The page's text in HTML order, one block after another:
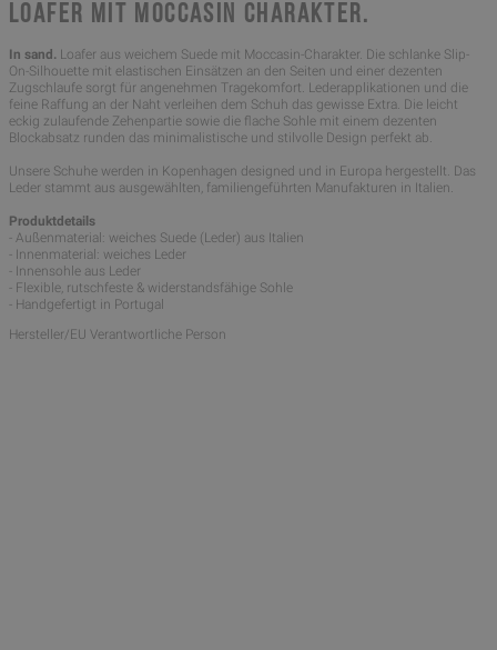
LOAFER MIT MOCCASIN CHARAKTER.
In sand. Loafer aus weichem Suede mit Moccasin-Charakter. Die schlanke Slip-
On-Silhouette mit elastischen Einsätzen an den Seiten und einer dezenten
Zugschlaufe sorgt für angenehmen Tragekomfort. Lederapplikationen und die
feine Raffung an der Naht verleihen dem Schuh das gewisse Extra. Die leicht
eckig zulaufende Zehenpartie sowie die flache Sohle mit einem dezenten
Blockabsatz runden das minimalistische und stilvolle Design perfekt ab.
Unsere Schuhe werden in Kopenhagen designed und in Europa hergestellt. Das
Leder stammt aus ausgewählten, familiengeführten Manufakturen in Italien.
Produktdetails
- Außenmaterial: weiches Suede (Leder) aus Italien
- Innenmaterial: weiches Leder
- Innensohle aus Leder
- Flexible, rutschfeste & widerstandsfähige Sohle
- Handgefertigt in Portugal
Hersteller/EU Verantwortliche Person